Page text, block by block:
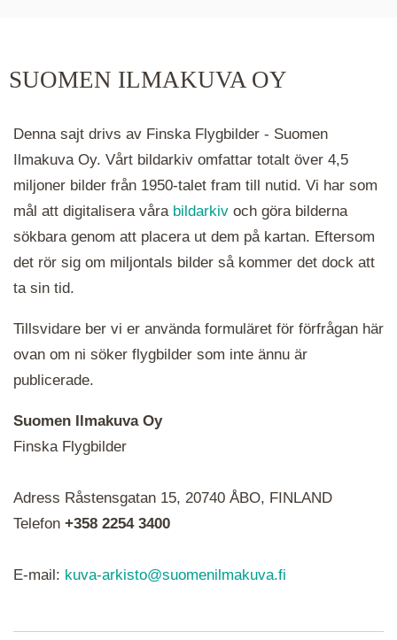
hålla ned ctrl-tangenten och scrolla.
ikoner är det en serie i varje. Utplacerade bilder
syns som nålar istället.
SUOMEN ILMAKUVA OY
Denna sajt drivs av Finska Flygbilder - Suomen
Ilmakuva Oy. Vårt bildarkiv omfattar totalt över 4,5
miljoner bilder från 1950-talet fram till nutid. Vi har som
mål att digitalisera våra bildarkiv och göra bilderna
sökbara genom att placera ut dem på kartan. Eftersom
det rör sig om miljontals bilder så kommer det dock att
ta sin tid.
Tillsvidare ber vi er använda formuläret för förfrågan här
ovan om ni söker flygbilder som inte ännu är
publicerade.
Suomen Ilmakuva Oy
Finska Flygbilder
Adress Råstensgatan 15, 20740 ÅBO, FINLAND
Telefon +358 2254 3400
E-mail: kuva-arkisto@suomenilmakuva.fi